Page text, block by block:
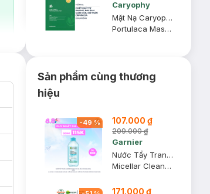
Caryophy
Mặt Nạ Caryophy Làm Giảm Mụn, Thâm & Dưỡng Ẩm Da 22g
Portulaca Mask Sheet 3in1
Sản phẩm cùng thương
hiệu
-49 % 107.000 ₫
209.000 ₫
Garnier
Nước Tẩy Trang Garnier Dành Cho Da Dầu Và Mụn 400ml (Mới)
Micellar Cleansing Water For Oily & Acne-Prone Skin New
171.000 ₫